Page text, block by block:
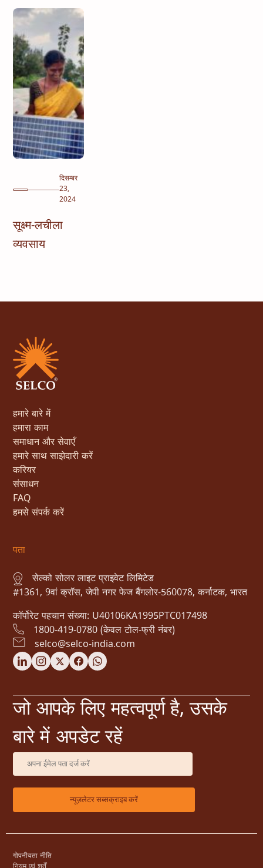
दिसम्बर
23,
2024
सूक्ष्म-लचीला
व्यवसाय
हमारे बारे में
हमारा काम
समाधान और सेवाएँ
हमारे साथ साझेदारी करें
करियर
संसाधन
FAQ
हमसे संपर्क करें
पता
सेल्को सोलर लाइट प्राइवेट लिमिटेड
#1361, 9वां क्रॉस, जेपी नगर फेज बैंगलोर-560078, कर्नाटक, भारत
कॉर्पोरेट पहचान संख्या: U40106KA1995PTC017498
1800-419-0780 (केवल टोल-फ्री नंबर)
selco@selco-india.com
जो आपके लिए महत्वपूर्ण है, उसके
बारे में अपडेट रहें
गोपनीयता नीति